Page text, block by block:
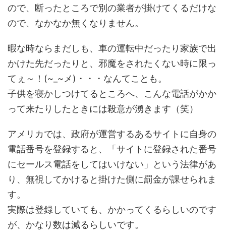
ので、断ったところで別の業者が掛けてくるだけな
ので、なかなか無くなりません。
暇な時ならまだしも、車の運転中だったり家族で出
かけた先だったりと、邪魔をされたくない時に限っ
てぇ～！(~_~メ)・・・なんてことも。
子供を寝かしつけてるところへ、こんな電話がかか
って来たりしたときには殺意が湧きます（笑）
アメリカでは、政府が運営するあるサイトに自身の
電話番号を登録すると、「サイトに登録された番号
にセールス電話をしてはいけない」という法律があ
り、無視してかけると掛けた側に罰金が課せられま
す。
実際は登録していても、かかってくるらしいのです
が、かなり数は減るらしいです。